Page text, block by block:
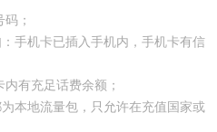
；
手机卡已插入手机内，手机卡有信
有充足话费余额；
本地流量包，只允许在充值国家或